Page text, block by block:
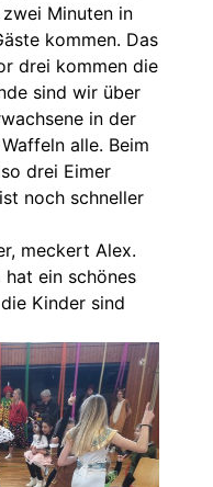
Minuten in
kommen. Das
drei kommen die
sind wir über
in der
alle. Beim
drei Eimer
noch schneller
meckert Alex.
hat ein schönes
Kinder sind